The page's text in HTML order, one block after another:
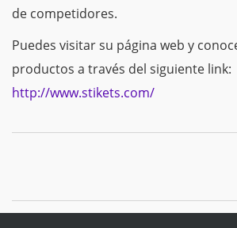
de competidores.
Puedes visitar su página web y
productos a través del siguiente link:
http://www.stikets.com/